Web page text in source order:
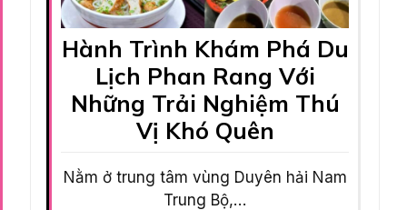
Hành Trình Khám Phá Du
Lịch Phan Rang Với
Những Trải Nghiệm Thú
Vị Khó Quên
Nằm ở trung tâm vùng Duyên hải Nam
Trung Bộ,…